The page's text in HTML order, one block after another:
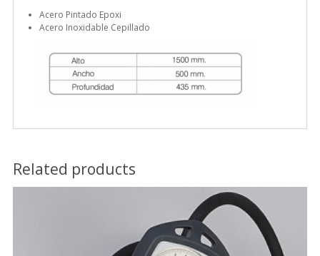
Acero Pintado Epoxi
Acero Inoxidable Cepillado
Related products